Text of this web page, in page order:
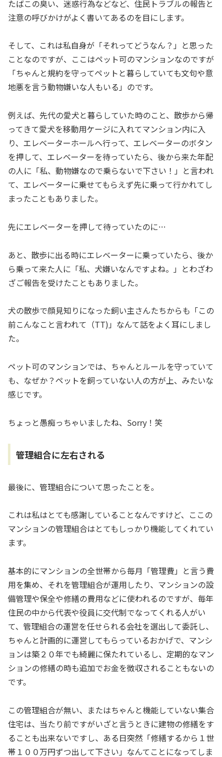
たばこの臭い、迷惑行為などなど、住民トラブルの報告と
注意の呼びかけがよく書いてあるのを目にします。
そして、これは私自身が「それってどうなん？」と思った
ことなのですが、ここはペット可のマンションなのですが
「ちゃんと規約を守ってペットと暮らしていても文句や意
地悪を言う動物嫌いな人もいる」のです。
例えば、先代の愛犬と暮らしていた時のこと、散歩から帰
ってきて愛犬を移動用ケージに入れてマンション内に入
り、エレベーターホールへ行って、エレベーターのボタン
を押して、エレベーターを待っていたら、後から来た年配
の人に「私、動物嫌なので乗らないで下さい！」と言われ
て、エレベーターに乗せてもらえず先に乗って行かれてし
まったこともありました。
先にエレベーターを押して待っていたのに…
あと、散歩に出る時にエレベーターに乗っていたら、後か
ら乗って来た人に「私、犬嫌いなんですよね。」とわざわ
ざご報告を受けたこともありました。
犬の散歩で顔見知りになった飼い主さんたちからも「この
前こんなこと言われて（TT)」なんて話をよく耳にしまし
た。
ペット可のマンションでは、ちゃんとルールを守っていて
も、なぜか？ペットを飼っていない人の方が上、みたいな
感じです。
ちょっと愚痴っちゃいましたね、Sorry！笑
管理組合に左右される
最後に、管理組合について思ったことを。
これは私はとても感謝していることなんですけど、ここの
マンションの管理組合はとてもしっかり機能してくれてい
ます。
基本的にマンションの全世帯から毎月「管理費」と言う費
用を集め、それを管理組合が運用したり、マンションの設
備管理や保全や修繕の費用などに使われるのですが、毎年
住民の中から代表や役員に交代制でなってくれる人がい
て、管理組合の運営を任せられる会社を選出して委託し、
ちゃんと計画的に運営してもらっているおかげで、マンシ
ョンは築２０年でも綺麗に保たれているし、定期的なマン
ションの修繕の時も追加でお金を徴収されることもないの
です。
この管理組合が無い、またはちゃんと機能していない集合
住宅は、当たり前ですがいざと言うときに建物の修繕をす
ることも出来ないですし、ある日突然「修繕するから１世
帯１００万円ずつ出して下さい」なんてことになってしま